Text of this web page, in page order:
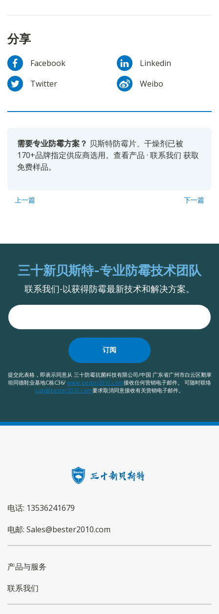
分享
Facebook
Linkedin
Twitter
Weibo
需要专业防霉方案？ 贝斯特防霉片、干燥剂已被
170+品牌指定供应商选用。 查看产品 · 联系我们 获取
免费样品。
上一篇 下一篇
三十新贝斯特-专业防霉技术团队
联系我们-以获得防霉最新技术和解决方案。
订阅
提交此表格，即表示同意从 三十防霉抗菌科技有限公司/中国 广东省广州市白云区鹅掌
坦同德鞋业基地C栋C36/ www.bester2010.com接收任何营销电子邮件。 可随时联络
Lqb@bester2010.com要求取消同意接收有关营销电子邮件。
电话: 13536241679
电邮: Sales@bester2010.com
产品与服务
联系我们